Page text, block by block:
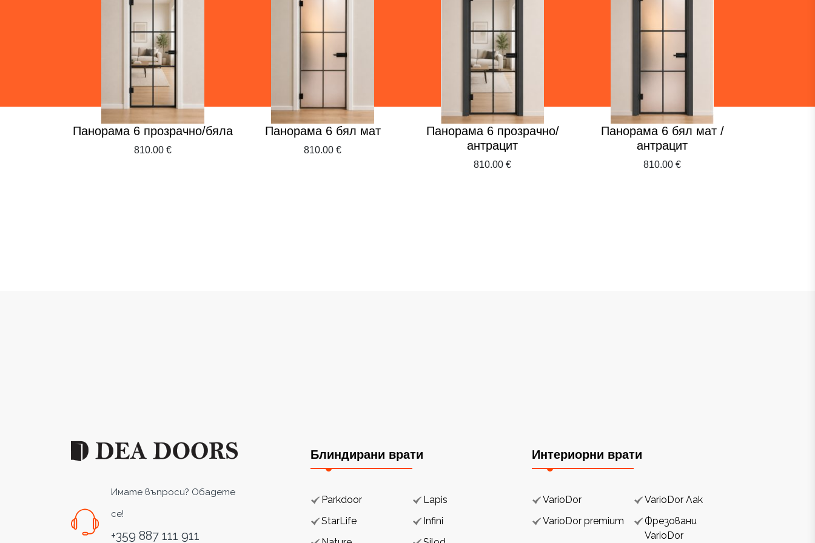
Панорама 6 прозрачно/бяла
810.00 €
Панорама 6 бял мат
810.00 €
Панорама 6 прозрачно/
антрацит
810.00 €
Панорама 6 бял мат /
антрацит
810.00 €
Имате въпроси? Обадете
се!
+359 887 111 911
Блиндирани врати
Parkdoor
Lapis
StarLife
Infini
Интериорни врати
VarioDor
VarioDor Лак
VarioDor premium
Фрезовани
VarioDor